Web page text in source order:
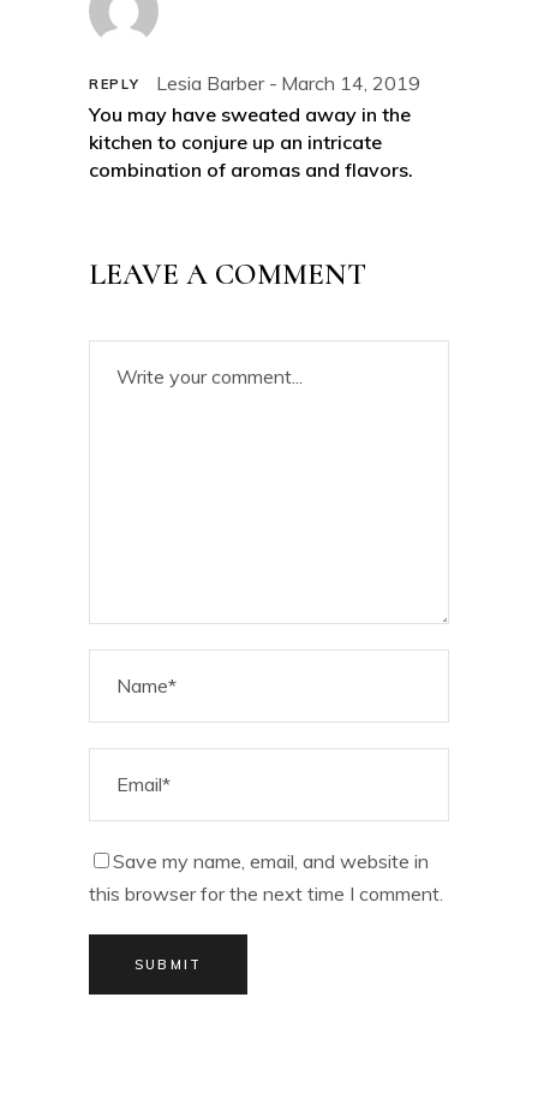
REPLY Lesia Barber
March 14, 2019
You may have sweated away in the
kitchen to conjure up an intricate
combination of aromas and flavors.
LEAVE A COMMENT
Save my name, email, and website in
this browser for the next time I comment.
SUBMIT